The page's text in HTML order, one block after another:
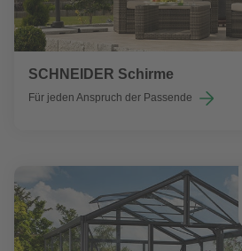
SCHNEIDER Schirme
Für jeden Anspruch der Passende